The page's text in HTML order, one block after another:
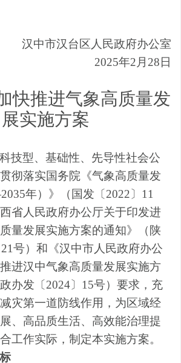
汉中市汉台区人民政府办公室
2025年2 月 28 日
快推进气象高质量发
展实施方案
技型、基础性、先导性社会公
彻落实国务院《气象高质量发
年）》（国发〔2022〕 11
省人民政府办公厅关于印发进
量发展实施方案的通知》（陕
号）和《汉中市人民政府办公
进汉中气象高质量发展实施方
办发〔2024〕15号）要求 ，充
灾第一道防线作用， 为区域经
、高品质生活、高效能治理提
工作实际， 制定本实施方案。